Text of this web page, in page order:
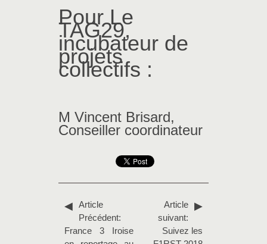
Pour Le
TAG29,
incubateur de
projets
collectifs :
M Vincent Brisard,
Conseiller coordinateur
Article
Précédent:
France 3 Iroise
Article
suivant:
Suivez les